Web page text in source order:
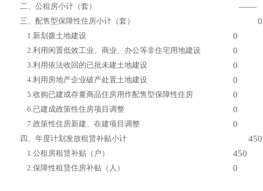
二、公租房小计（套） ——
三、配售型保障性住房小计（套） 0
1.新划拨土地建设 0
2.利用闲置低效工业、商业、办公等非住宅用地建设 0
3.利用依法收回的已批未建土地建设 0
4.利用房地产企业破产处置土地建设 0
5.收购已建成存量商品住房用作配售型保障性住房 0
6.已建成政策性住房项目调整 0
7.政策性住房新建、在建项目调整 0
四、年度计划发放租赁补贴小计 450
1.公租房租赁补贴（户） 450
2.保障性租赁住房补贴（人） 0